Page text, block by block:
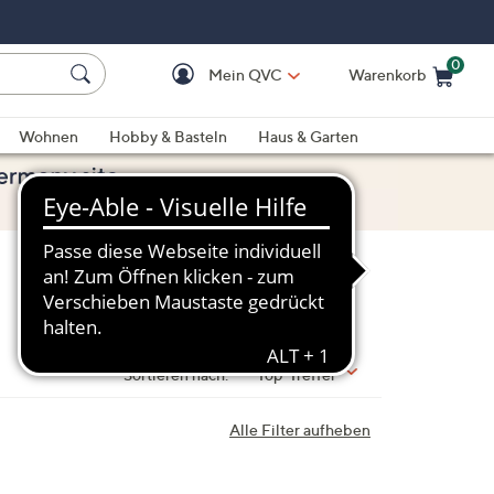
Mein QVC Warenkorb
0
Wohnen
Hobby & Basteln Haus & Garten
Sortieren nach: Top-Treffer
Alle Filter aufheben